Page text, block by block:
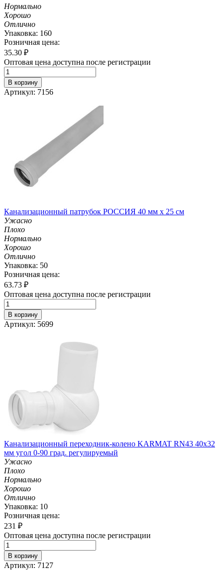
Нормально
Хорошо
Отлично
Упаковка: 160
Розничная цена:
35.30 ₽
Оптовая цена доступна после регистрации
В корзину
Артикул: 7156
Канализационный патрубок РОССИЯ 40 мм х 25 см
Ужасно
Плохо
Нормально
Хорошо
Отлично
Упаковка: 50
Розничная цена:
63.73 ₽
Оптовая цена доступна после регистрации
В корзину
Артикул: 5699
Канализационный переходник-колено KARMAT RN43 40х32
мм угол 0-90 град. регулируемый
Ужасно
Плохо
Нормально
Хорошо
Отлично
Упаковка: 10
Розничная цена:
231 ₽
Оптовая цена доступна после регистрации
В корзину
Артикул: 7127